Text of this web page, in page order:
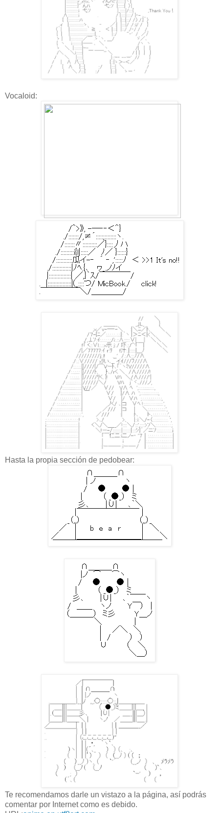
Vocaloid:
Hasta la propia sección de pedobear:
Te recomendamos darle un vistazo a la página, así podrás
comentar por Internet como es debido.